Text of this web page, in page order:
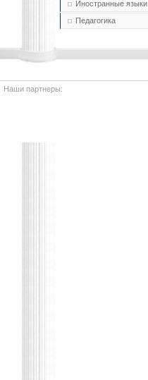
Иностранные языки
Педагогика
Наши партнеры: